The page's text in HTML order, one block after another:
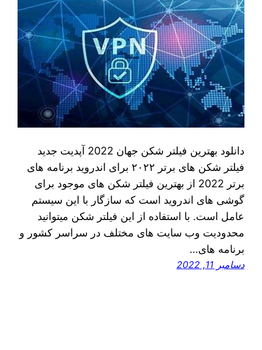
دانلود بهترین فیلتر شکن جهان 2022 آپدیت جدید
فیلتر شکن های برتر ۲۰۲۲ برای اندروید برنامه های
برتر 2022 از بهترین فیلتر شکن های موجود برای
گوشی های اندروید است که سازگار با این سیستم
عامل است. با استفاده از این فیلتر شکن میتوانید
محدودیت وب سایت های مختلف در سراسر کشور و
برنامه های…
دسامبر 11, 2022